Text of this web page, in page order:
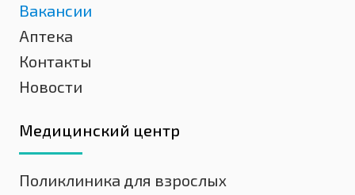
Вакансии
Аптека
Контакты
Новости
Медицинский центр
Поликлиника для взрослых